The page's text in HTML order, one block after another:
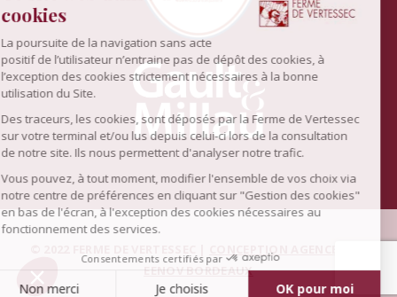
CONCEPTION AGENCE WEB
EENOV BORDEAUX